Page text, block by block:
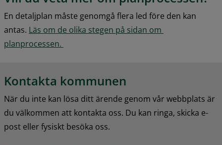
En detaljplan måste genomgå flera led före den kan
antas. Läs om de olika stegen på sidan om
planprocessen.
Kontakta kommunen
När du inte kan lösa ditt ärende genom vår webbplats är
du välkommen att kontakta oss. Du kan ringa, skicka e-
post eller fysiskt besöka oss.